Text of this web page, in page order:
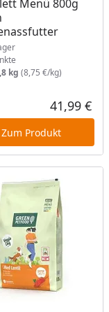
Preis
Menü 800g
kg (8,75 €/kg)
41,99 €
Zum Produkt